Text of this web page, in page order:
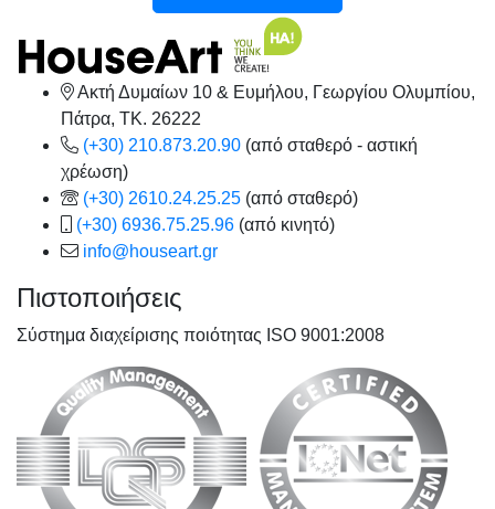
Ακτή Δυμαίων 10 & Ευμήλου, Γεωργίου Ολυμπίου,
Πάτρα, TK. 26222
(+30) 210.873.20.90 (από σταθερό - αστική
χρέωση)
(+30) 2610.24.25.25 (από σταθερό)
(+30) 6936.75.25.96 (από κινητό)
info@houseart.gr
Πιστοποιήσεις
Σύστημα διαχείρισης ποιότητας ISO 9001:2008